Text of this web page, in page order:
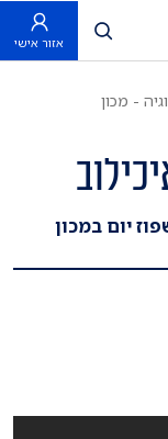
פתח חיפוש
אזור אישי
- מכון
יום במכון